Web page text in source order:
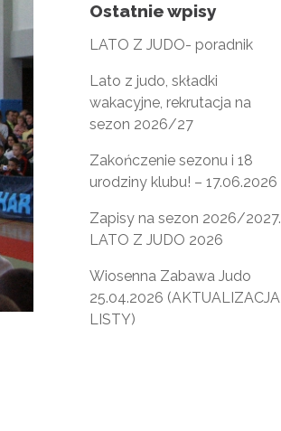
Ostatnie wpisy
LATO Z JUDO- poradnik
Lato z judo, składki
wakacyjne, rekrutacja na
sezon 2026/27
Zakończenie sezonu i 18
urodziny klubu! – 17.06.2026
Zapisy na sezon 2026/2027.
LATO Z JUDO 2026
Wiosenna Zabawa Judo
25.04.2026 (AKTUALIZACJA
LISTY)